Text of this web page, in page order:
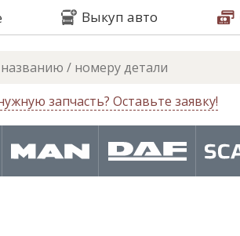
Выкуп авто
запчасть? Оставьте заявку!